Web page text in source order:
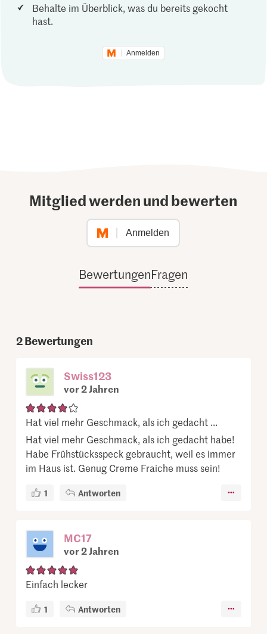
Behalte im Überblick, was du bereits gekocht
hast.
Anmelden
Mitglied werden und bewerten
Anmelden
BewertungenFragen
2Bewertungen
Swiss123
vor 2 Jahren
Hat viel mehr Geschmack, als ich gedacht ...
Hat viel mehr Geschmack, als ich gedacht habe!
Habe Frühstücksspeck gebraucht, weil es immer
im Haus ist. Genug Creme Fraiche muss sein!
1 Antworten
MC17
vor 2 Jahren
Einfach lecker
1 Antworten